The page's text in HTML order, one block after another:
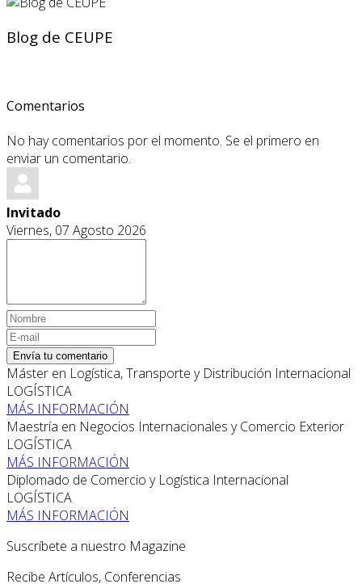
Blog de CEUPE
Comentarios
No hay comentarios por el momento. Se el primero en
enviar un comentario.
Invitado
Viernes, 07 Agosto 2026
Envía tu comentario
Máster en Logística, Transporte y Distribución Internacional
LOGÍSTICA
MÁS INFORMACIÓN
Maestría en Negocios Internacionales y Comercio Exterior
LOGÍSTICA
MÁS INFORMACIÓN
Diplomado de Comercio y Logística Internacional
LOGÍSTICA
MÁS INFORMACIÓN
Suscríbete a nuestro Magazine
Recibe Artículos, Conferencias